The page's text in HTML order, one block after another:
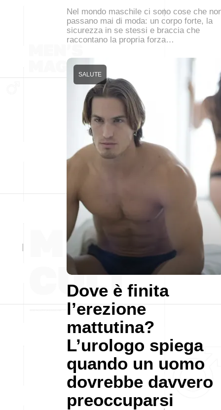
Nel mondo maschile ci sono cose che
passano mai di moda: un corpo forte, la
sicurezza in se stessi e braccia che
raccontano la propria forza…
Dove è finita
l’erezione
mattutina?
L’urologo spiega
quando un uomo
dovrebbe davvero
preoccuparsi
SALUTE